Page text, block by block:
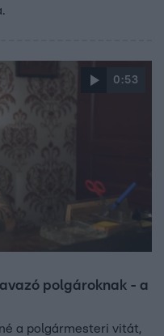
0:53
polgároknak - a
a polgármesteri vitát,